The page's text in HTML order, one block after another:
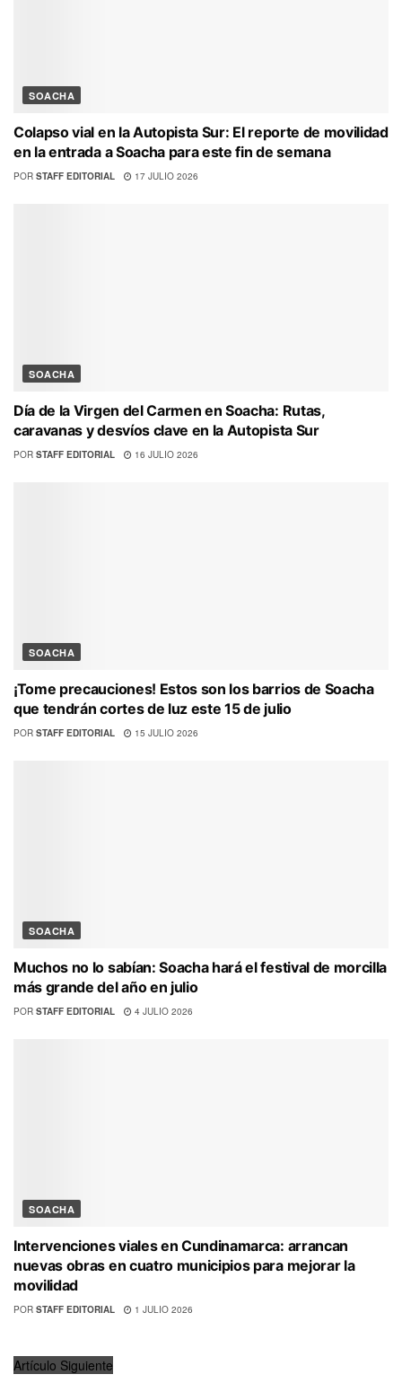
SOACHA
Colapso vial en la Autopista Sur: El reporte de movilidad
en la entrada a Soacha para este fin de semana
POR STAFF EDITORIAL 17 JULIO 2026
SOACHA
Día de la Virgen del Carmen en Soacha: Rutas,
caravanas y desvíos clave en la Autopista Sur
POR STAFF EDITORIAL 16 JULIO 2026
SOACHA
¡Tome precauciones! Estos son los barrios de Soacha
que tendrán cortes de luz este 15 de julio
POR STAFF EDITORIAL 15 JULIO 2026
SOACHA
Muchos no lo sabían: Soacha hará el festival de morcilla
más grande del año en julio
POR STAFF EDITORIAL 4 JULIO 2026
SOACHA
Intervenciones viales en Cundinamarca: arrancan
nuevas obras en cuatro municipios para mejorar la
movilidad
POR STAFF EDITORIAL 1 JULIO 2026
Artículo Siguiente